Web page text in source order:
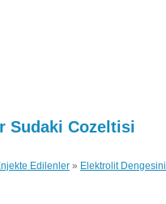
Sudaki Cozeltisi
Edilenler » Elektrolit Dengesini